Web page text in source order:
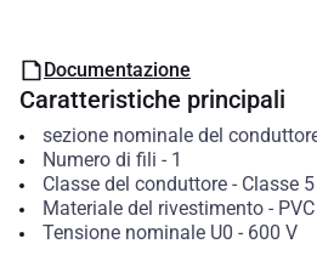
Documentazione
Caratteristiche principali
sezione nominale del
Numero di fili - 1
Classe del conduttore- Classe
Materiale del rivestimento- PVC
Tensione nominale U0 - 600 V